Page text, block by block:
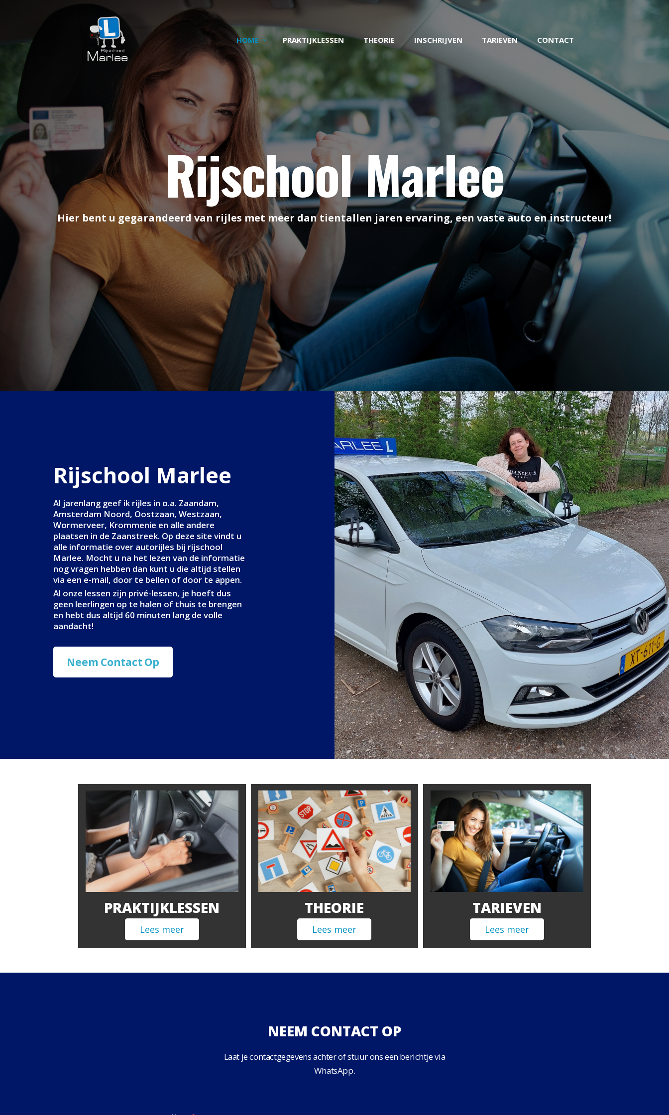
HOME PRAKTIJKLESSEN THEORIE INSCHRIJVEN TARIEVEN CONTACT
HOME
PRAKTIJKLESSEN
THEORIE
INSCHRIJVEN
TARIEVEN
CONTACT
Rijschool Marlee
Hier bent u gegarandeerd van rijles met meer dan tientallen jaren ervaring, een vaste auto en instructeur!
Rijschool Marlee
Al jarenlang geef ik rijles in o.a. Zaandam,
Amsterdam Noord, Oostzaan, Westzaan,
Wormerveer, Krommenie en alle andere
plaatsen in de Zaanstreek. Op deze site vindt u
alle informatie over autorijles bij rijschool
Marlee. Mocht u na het lezen van de informatie
nog vragen hebben dan kunt u die altijd stellen
via een e-mail, door te bellen of door te appen.
Al onze lessen zijn privé-lessen, je hoeft dus
geen leerlingen op te halen of thuis te brengen
en hebt dus altijd 60 minuten lang de volle
aandacht!
Neem Contact Op
PRAKTIJKLESSEN
Lees meer
THEORIE
Lees meer
TARIEVEN
Lees meer
NEEM CONTACT OP
Laat je contactgegevens achter of stuur ons een berichtje via
WhatsApp.